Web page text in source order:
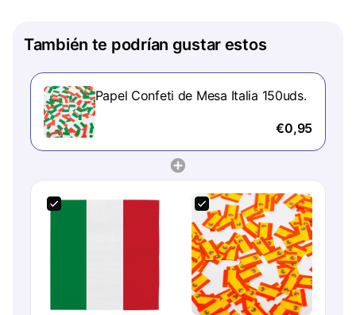
También te podrían gustar estos
Papel Confeti de Mesa Italia 150uds.
€0,95